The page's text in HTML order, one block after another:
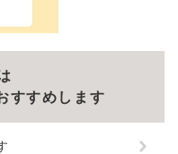
すすめします